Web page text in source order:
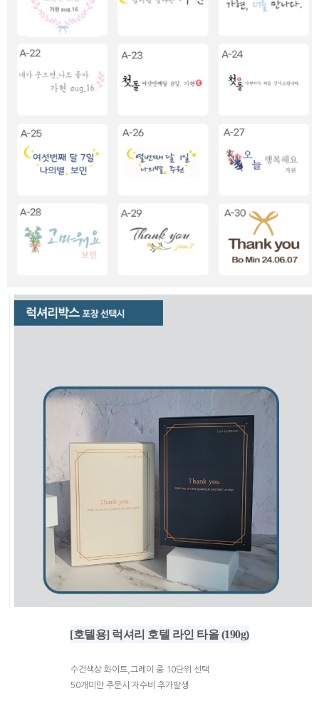
[호텔용] 럭셔리 호텔 라인 타올 (190g)
수건색상 화이트,그레이 중 10단위 선택
50개미만 주문시 자수비 추가발생